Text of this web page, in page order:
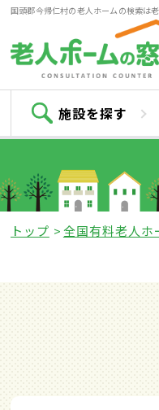
国頭郡今帰仁村の老人ホームの検索は
施設を探す
トップ 全国有料老人ホ